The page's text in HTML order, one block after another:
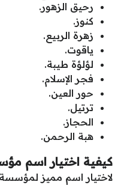
رحيق الزهور.
كنوز.
زهرة الربيع.
ياقوت.
لؤلؤة طيبة.
فجر الإسلام.
حور العين.
ترتيل.
الحجاز.
هبة الرحمن.
كيفية اختيار اسم
لاختيار اسم مميز